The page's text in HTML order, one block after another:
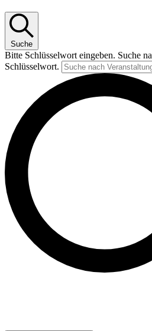
Suche
Bitte Schlüsselwort eingeben. Suche
Schlüsselwort.